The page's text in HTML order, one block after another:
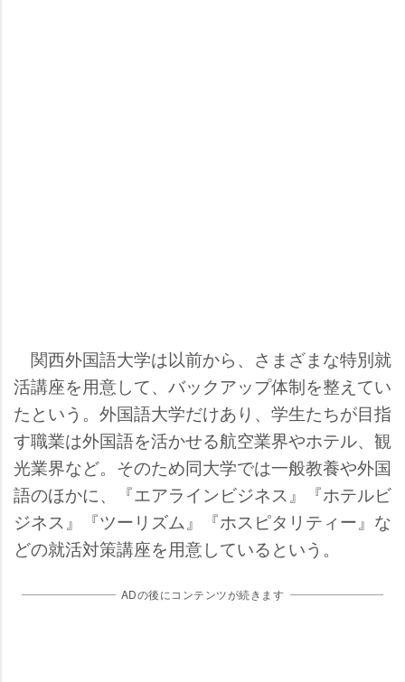
関西外国語大学は以前から、さまざまな特別就
活講座を用意して、バックアップ体制を整えてい
たという。外国語大学だけあり、学生たちが目指
す職業は外国語を活かせる航空業界やホテル、観
光業界など。そのため同大学では一般教養や外国
語のほかに、『エアラインビジネス』『ホテルビ
ジネス』『ツーリズム』『ホスピタリティー』な
どの就活対策講座を用意しているという。
ADの後にコンテンツが続きます